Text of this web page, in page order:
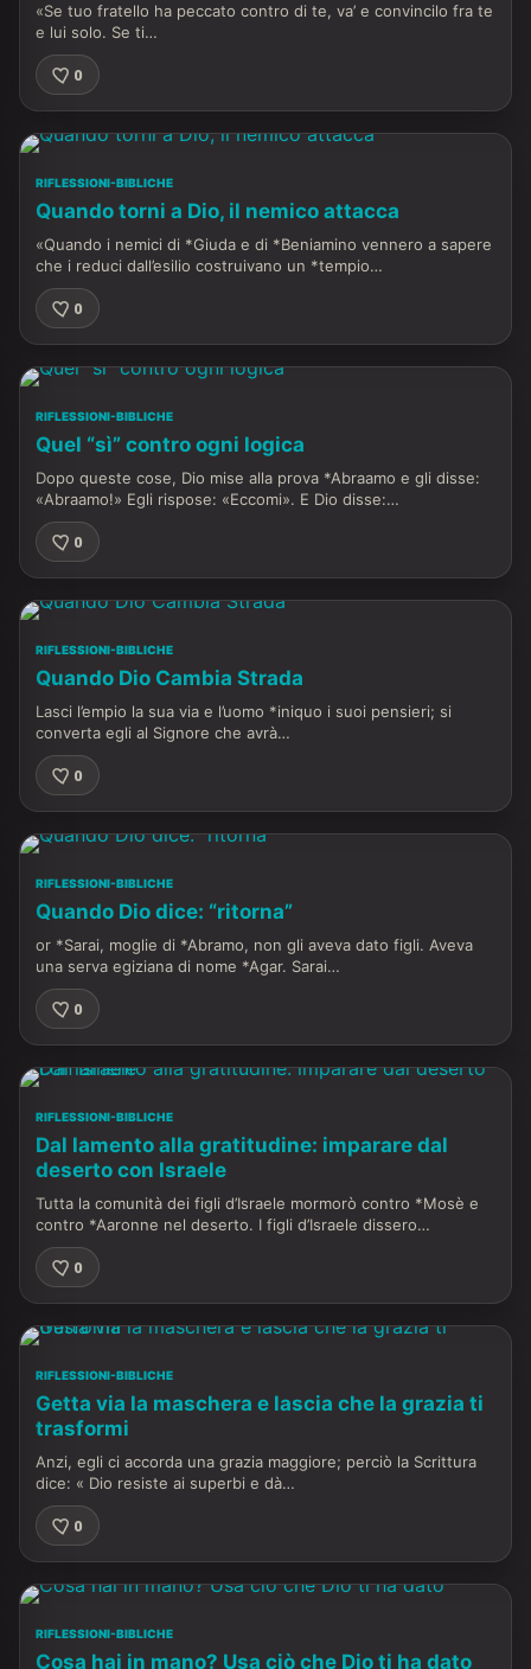
«Se tuo fratello ha peccato contro di te, va’ e convincilo fra te
e lui solo. Se ti…
0
RIFLESSIONI-BIBLICHE
Quando torni a Dio, il nemico attacca
«Quando i nemici di *Giuda e di *Beniamino vennero a sapere
che i reduci dall’esilio costruivano un *tempio…
0
RIFLESSIONI-BIBLICHE
Quel “sì” contro ogni logica
Dopo queste cose, Dio mise alla prova *Abraamo e gli disse:
«Abraamo!» Egli rispose: «Eccomi». E Dio disse:…
0
RIFLESSIONI-BIBLICHE
Quando Dio Cambia Strada
Lasci l’empio la sua via e l’uomo *iniquo i suoi pensieri; si
converta egli al Signore che avrà…
0
RIFLESSIONI-BIBLICHE
Quando Dio dice: “ritorna”
or *Sarai, moglie di *Abramo, non gli aveva dato figli. Aveva
una serva egiziana di nome *Agar. Sarai…
0
RIFLESSIONI-BIBLICHE
Dal lamento alla gratitudine: imparare dal
deserto con Israele
Tutta la comunità dei figli d’Israele mormorò contro *Mosè e
contro *Aaronne nel deserto. I figli d’Israele dissero…
0
RIFLESSIONI-BIBLICHE
Getta via la maschera e lascia che la grazia ti
trasformi
Anzi, egli ci accorda una grazia maggiore; perciò la Scrittura
dice: « Dio resiste ai superbi e dà…
0
RIFLESSIONI-BIBLICHE
Cosa hai in mano? Usa ciò che Dio ti ha dato